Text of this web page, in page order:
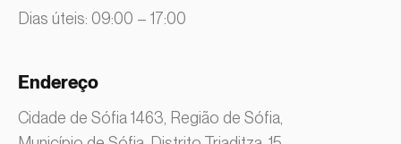
Dias úteis: 09:00 – 17:00
Endereço
Cidade de Sófia 1463, Região de Sófia,